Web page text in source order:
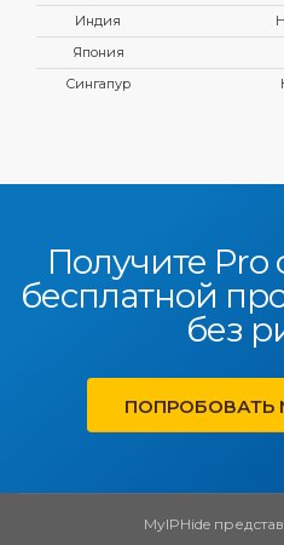
Индия
Япония
Сингапур
Получите Pro
бесплатной
без
ПОПРОБОВАТЬ
MyIPHide